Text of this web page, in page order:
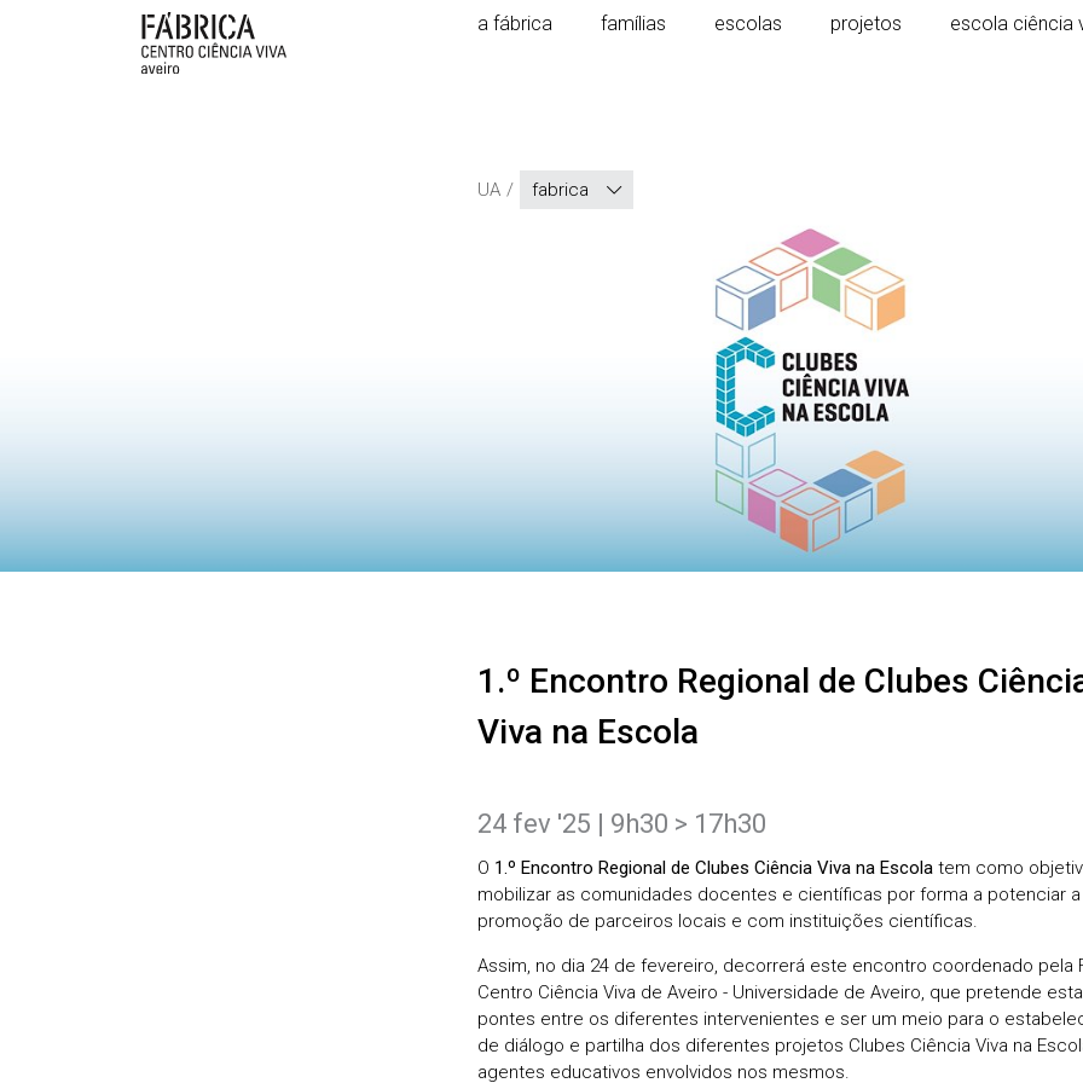
a fábrica famílias escolas projetos escola ciência
UA fabrica
1.º Encontro Regional de Clubes Ciência
Viva na Escola
24 fev '25 | 9h30 > 17h30
O 1.º Encontro Regional de Clubes Ciência Viva na Escolatem como
mobilizar as comunidades docentes e científicas por forma a potenciar a
promoção de parceiros locais e com instituições científicas.
Assim, no dia 24 de fevereiro, decorrerá este encontro coordenado pela
Centro Ciência Viva de Aveiro - Universidade de Aveiro, que pretende
pontes entre os diferentes intervenientes e ser um meio para o
de diálogo e partilha dos diferentes projetos Clubes Ciência Viva na
agentes educativos envolvidos nos mesmos.